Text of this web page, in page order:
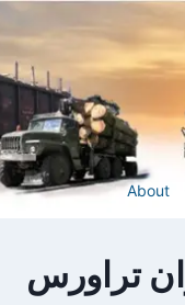
Перейти
до
вмісту
About
تراورس